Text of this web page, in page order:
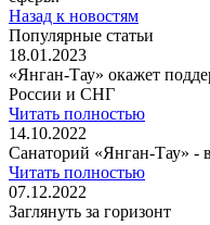
Назад к новостям
Популярные статьи
18.01.2023
«Янган-Тау» окажет
России и СНГ
Читать полностью
14.10.2022
Санаторий «Янган-Тау» -
Читать полностью
07.12.2022
Заглянуть за горизонт